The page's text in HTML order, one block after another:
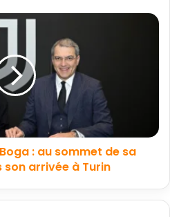
: au sommet de sa
arrivée à Turin